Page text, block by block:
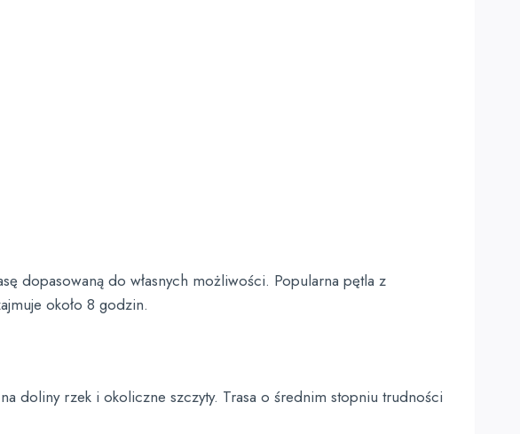
dopasowaną do własnych możliwości. Popularna pętla z
około 8 godzin.
doliny rzek i okoliczne szczyty. Trasa o średnim stopniu trudności